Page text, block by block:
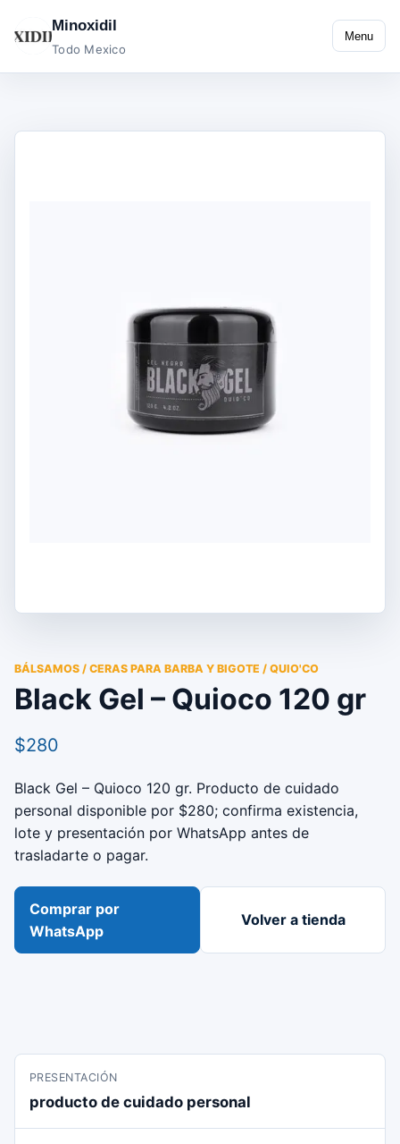
Minoxidil
Todo Mexico
Menu
BÁLSAMOS / CERAS PARA BARBA Y BIGOTE / QUIO'CO
Black Gel – Quioco 120 gr
$280
Black Gel – Quioco 120 gr. Producto de cuidado
personal disponible por $280; confirma existencia,
lote y presentación por WhatsApp antes de
trasladarte o pagar.
Comprar por
WhatsApp
Volver a tienda
PRESENTACIÓN
producto de cuidado personal